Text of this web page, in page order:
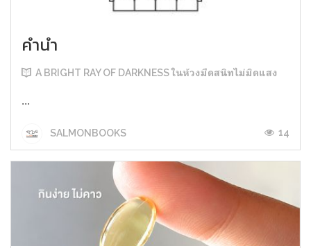
คำนำ
A BRIGHT RAY OF DARKNESS ในห้วงมืดสนิทไม่มิดแสง
...
SALMONBOOKS 14